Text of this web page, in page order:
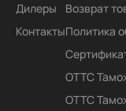
Дилеры
Контакты
Возврат
Политика
ОТТС
ОТТС